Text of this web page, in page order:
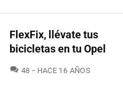
FlexFix, llévate tus
bicicletas en tu Opel
48 COMENTARIOS
HACE 16 AÑOS